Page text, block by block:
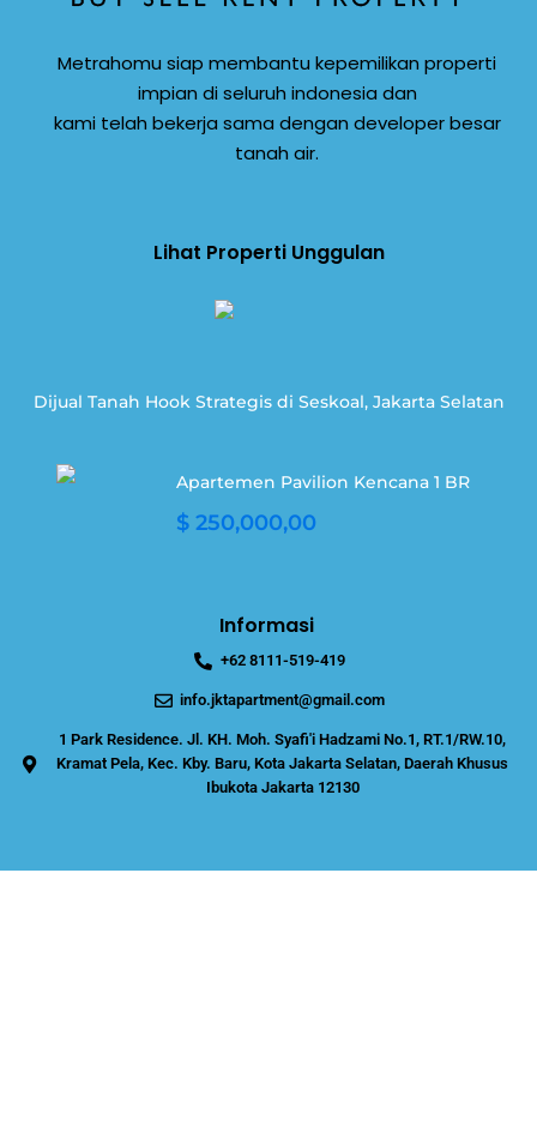
Metrahomu siap membantu kepemilikan properti
impian di seluruh indonesia dan
kami telah bekerja sama dengan developer besar
tanah air.
Lihat Properti Unggulan
Dijual Tanah Hook Strategis di Seskoal, Jakarta Selatan
Apartemen Pavilion Kencana 1 BR
$ 250,000,00
Informasi
+62 8111-519-419
info.jktapartment@gmail.com
1 Park Residence. Jl. KH. Moh. Syafi'i Hadzami No.1, RT.1/RW.10,
Kramat Pela, Kec. Kby. Baru, Kota Jakarta Selatan, Daerah Khusus
Ibukota Jakarta 12130